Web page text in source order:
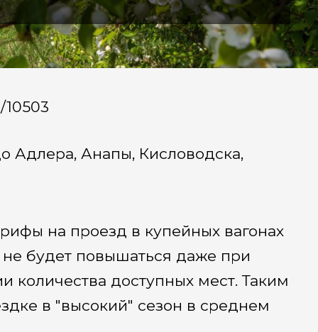
Адлера, Анапы, Кисловодска,
на проезд в купейных вагонах
будет повышаться даже при
доступных мест. Таким
в "высокий" сезон в среднем